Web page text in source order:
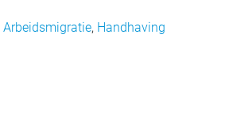
Arbeidsmigratie, Handhaving